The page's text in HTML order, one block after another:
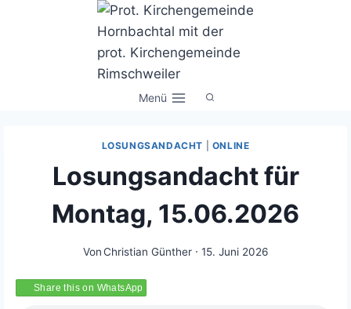
Menü
LOSUNGSANDACHT ONLINE
Losungsandacht für
Montag, 15.06.2026
VonChristian Günther 15. Juni 2026
Share this on WhatsApp